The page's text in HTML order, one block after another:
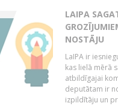
LAIPA
NOSTĀJU
LaIPA ir
kas lielā mērā
atbildīgajai
deputātam ir
izpildītāju un